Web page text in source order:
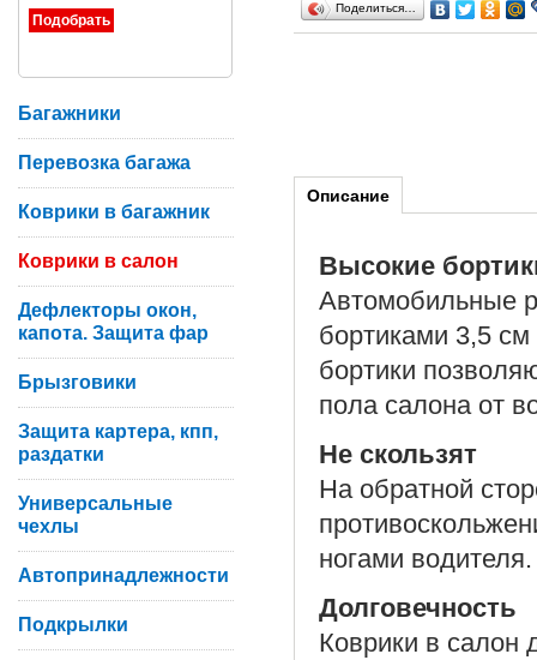
Поделиться…
Описание
Высокие
Автомобильные
бортиками 3,5
бортики
пола салона от
Не скользят
На обратной
ногами водителя.
Долговечность
Коврики в салон
Багажники
Перевозка багажа
Коврики в багажник
Коврики в салон
Дефлекторы окон,
капота. Защита фар
Брызговики
Защита картера, кпп,
раздатки
Универсальные
чехлы
Автопринадлежности
Подкрылки